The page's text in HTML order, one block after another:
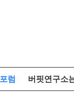
포럼 버핏연구소